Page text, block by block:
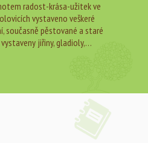
radost-krása-užitek ve
vystaveno veškeré
současně pěstované a staré
jiřiny, gladioly,…